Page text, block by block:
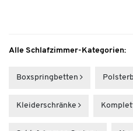
Alle Schlafzimmer-Kategorien:
Boxspring­betten
Kleider­schränke